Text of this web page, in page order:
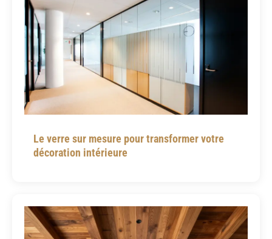
Le verre sur mesure pour transformer votre
décoration intérieure